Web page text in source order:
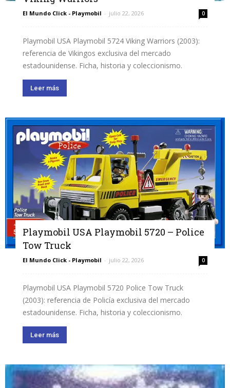
El Mundo Click - Playmobil - julio 22, 2026 0
Playmobil USA Playmobil 5724 Viking Warriors (2003):
referencia de Vikingos exclusiva del mercado
estadounidense. Ficha, historia y coleccionismo.
Leer más
Playmobil USA Playmobil 5720 – Police
Tow Truck
El Mundo Click - Playmobil - julio 22, 2026 0
Playmobil USA Playmobil 5720 Police Tow Truck
(2003): referencia de Policía exclusiva del mercado
estadounidense. Ficha, historia y coleccionismo.
Leer más